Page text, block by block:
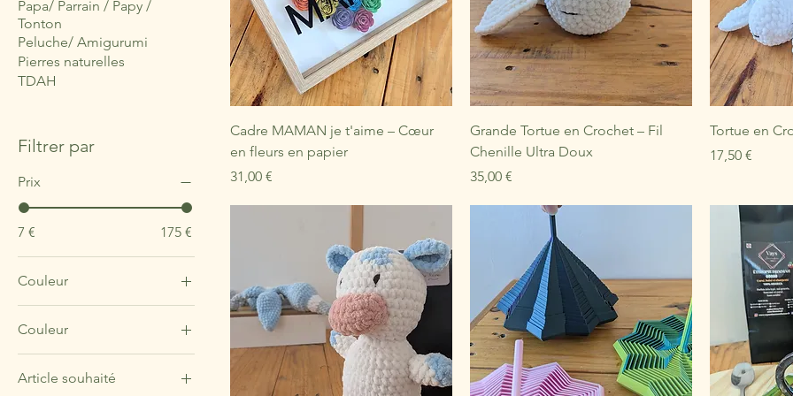
Papa/ Parrain / Papy /
Tonton
Peluche/ Amigurumi
Pierres naturelles
TDAH
Filtrer par
Prix
7 € 175 €
Couleur
Couleur
Article souhaité
Cadre MAMAN je t'aime – Cœur
en fleurs en papier
Prix
31,00 €
Grande Tortue en Crochet – Fil
Chenille Ultra Doux
Prix
35,00 €
Tortue en
Prix
17,50 €